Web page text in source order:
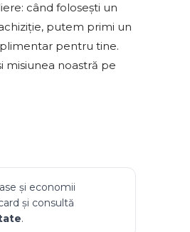
când folosești un
putem primi un
pentru tine.
misiunea noastră pe
și economii
și consultă
.